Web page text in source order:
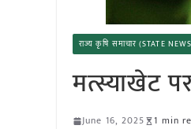
राज्य कृषि समाचार (STATE
मत्स्याखेट
June 16, 2025 1 min